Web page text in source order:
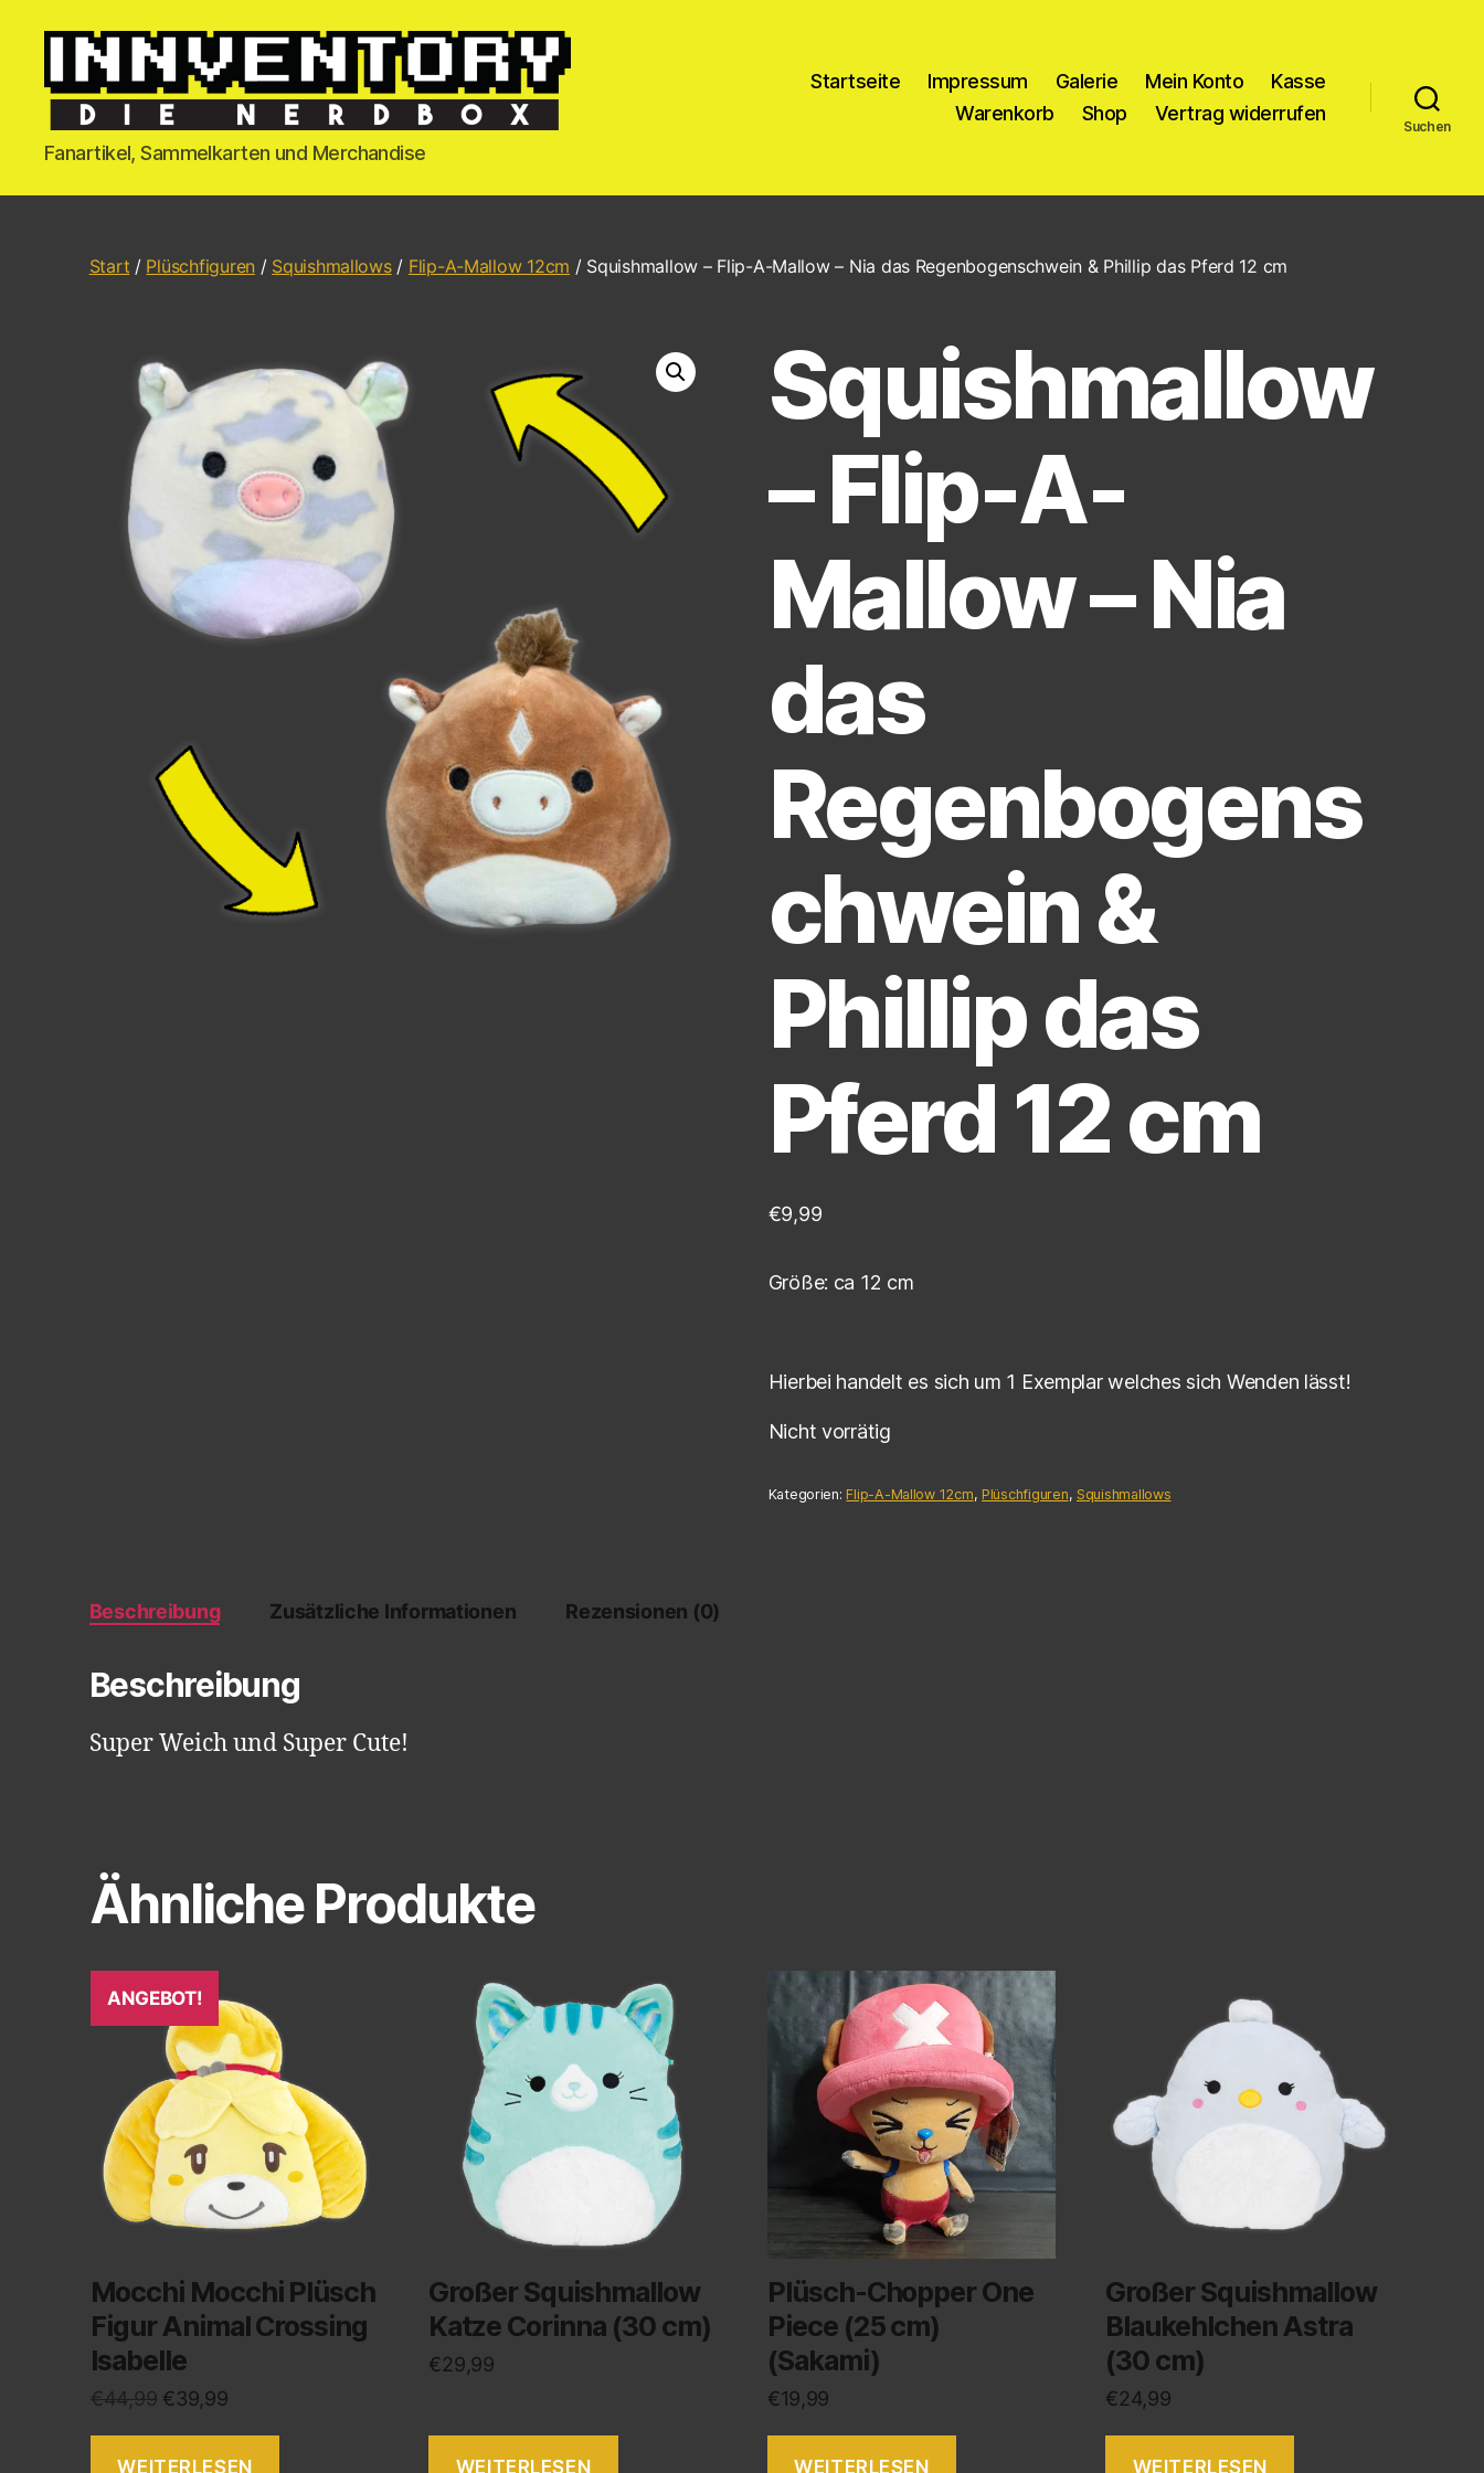
Fanartikel, Sammelkarten und Merchandise
Startseite Impressum Galerie Mein Konto
Kasse
Warenkorb
Shop Vertrag widerrufen
Suchen
Start / Plüschfiguren / Squishmallows/ Flip-A-Mallow 12cm / Squishmallow – Flip-A-Mallow – Nia das Regenbogenschwein & Phillip das Pferd 12 cm
Squishmallow
– Flip-A-
Mallow – Nia
das
Regenbogens
chwein &
Phillip das
Pferd 12 cm
€9,99
Größe: ca 12 cm
Hierbei handelt es sich um 1 Exemplar welches sich Wenden lässt!
Nicht vorrätig
Kategorien: Flip-A-Mallow 12cm, Plüschfiguren, Squishmallows
Beschreibung Zusätzliche Informationen Rezensionen (0)
Beschreibung
Super Weich und Super Cute!
Ähnliche Produkte
ANGEBOT!
Mocchi Mocchi Plüsch
Figur Animal Crossing
Isabelle
€44,99 €39,99
WEITERLESEN
Großer Squishmallow
Katze Corinna (30 cm)
€29,99
WEITERLESEN
Plüsch-Chopper One
Piece (25 cm)
(Sakami)
€19,99
WEITERLESEN
Großer Squishmallow
Blaukehlchen Astra
(30 cm)
€24,99
WEITERLESEN